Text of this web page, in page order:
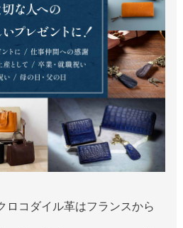
ロコダイル革はフランスから